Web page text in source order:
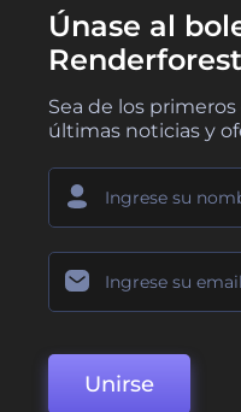
Únase al
Renderforest
Sea de los
últimas noticias y
Unirse